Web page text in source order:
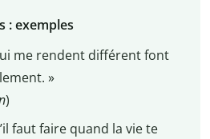
: exemples
me rendent différent font
»
)
faut faire quand la vie te